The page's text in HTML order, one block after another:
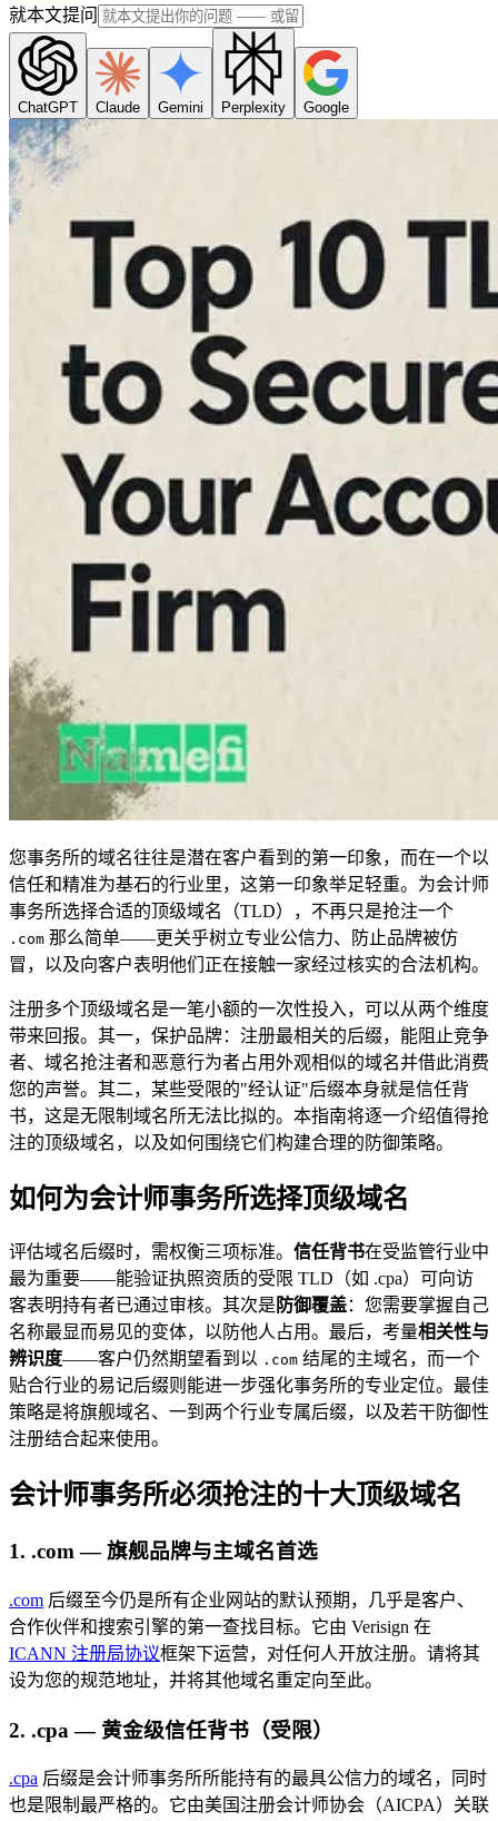
就本文提问
ChatGPT Claude Gemini Perplexity Google
您事务所的域名往往是潜在客户看到的第一印象，而在一个以
信任和精准为基石的行业里，这第一印象举足轻重。为会计师
事务所选择合适的顶级域名（TLD），不再只是抢注一个
.com 那么简单——更关乎树立专业公信力、防止品牌被仿
冒，以及向客户表明他们正在接触一家经过核实的合法机构。
注册多个顶级域名是一笔小额的一次性投入，可以从两个维度
带来回报。其一，保护品牌：注册最相关的后缀，能阻止竞争
者、域名抢注者和恶意行为者占用外观相似的域名并借此消费
您的声誉。其二，某些受限的"经认证"后缀本身就是信任背
书，这是无限制域名所无法比拟的。本指南将逐一介绍值得抢
注的顶级域名，以及如何围绕它们构建合理的防御策略。
如何为会计师事务所选择顶级域名
评估域名后缀时，需权衡三项标准。 信任背书在受监管行业中
最为重要——能验证执照资质的受限 TLD（如 .cpa）可向访
客表明持有者已通过审核。其次是 防御覆盖：您需要掌握自己
名称最显而易见的变体，以防他人占用。最后，考量相关性与
辨识度——客户仍然期望看到以 .com 结尾的主域名，而一个
贴合行业的易记后缀则能进一步强化事务所的专业定位。最佳
策略是将旗舰域名、一到两个行业专属后缀，以及若干防御性
注册结合起来使用。
会计师事务所必须抢注的十大顶级域名
1. .com — 旗舰品牌与主域名首选
.com 后缀至今仍是所有企业网站的默认预期，几乎是客户、
合作伙伴和搜索引擎的第一查找目标。它由 Verisign 在
ICANN 注册局协议框架下运营，对任何人开放注册。请将其
设为您的规范地址，并将其他域名重定向至此。
2. .cpa — 黄金级信任背书（受限）
.cpa 后缀是会计师事务所所能持有的最具公信力的域名，同时
也是限制最严格的。它由美国注册会计师协会（AICPA）关联